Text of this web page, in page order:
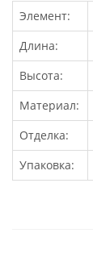
Элемент:
Длина:
Высота:
Материал:
Отделка:
Упаковка: